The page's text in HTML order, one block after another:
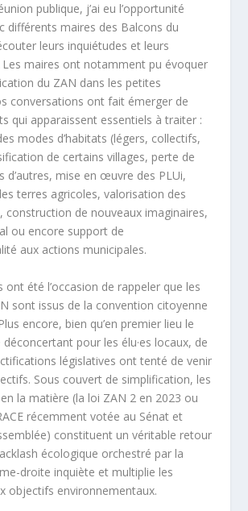
publique, j’ai eu l’opportunité
différents maires des Balcons du
leurs inquiétudes et leurs
Les maires ont notamment pu évoquer
du ZAN dans les petites
conversations ont fait émerger de
qui apparaissent essentiels à traiter :
modes d’habitats (légers, collectifs,
de certains villages, perte de
d’autres, mise en œuvre des PLUi,
terres agricoles, valorisation des
construction de nouveaux imaginaires,
ou encore support de
aux actions municipales.
ont été l’occasion de rappeler que les
sont issus de la convention citoyenne
encore, bien qu’en premier lieu le
pour les élu·es locaux, de
législatives ont tenté de venir
Sous couvert de simplification, les
la matière (la loi ZAN 2 en 2023 ou
récemment votée au Sénat et
constituent un véritable retour
écologique orchestré par la
droite inquiète et multiplie les
objectifs environnementaux.